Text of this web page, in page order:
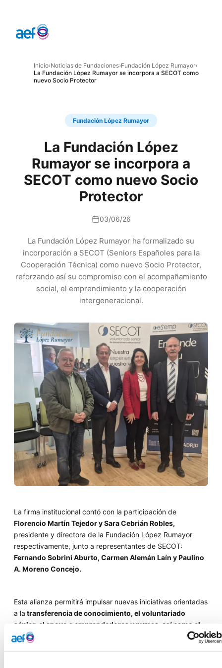
Inicio›Noticias de Fundaciones›Fundación López Rumayor›
La Fundación López Rumayor se incorpora a SECOT como
nuevo Socio Protector
Fundación López Rumayor
La Fundación López
Rumayor se incorpora a
SECOT como nuevo Socio
Protector
03/06/26
La Fundación López Rumayor ha formalizado su
incorporación a SECOT (Seniors Españoles para la
Cooperación Técnica) como nuevo Socio Protector,
reforzando así su compromiso con el acompañamiento
social, el emprendimiento y la cooperación
intergeneracional.
La firma institucional contó con la participación de
Florencio Martín Tejedor y Sara Cebrián Robles,
presidente y directora de la Fundación López Rumayor
respectivamente, junto a representantes de SECOT:
Fernando Sobrini Aburto, Carmen Alemán Laín y Paulino
A. Moreno Concejo.
Esta alianza permitirá impulsar nuevas iniciativas orientadas
a la transferencia de conocimiento, el voluntariado
sénior, el apoyo a emprendedores y pymes, así como el
acompañamiento a profesionales
en activo y en transición